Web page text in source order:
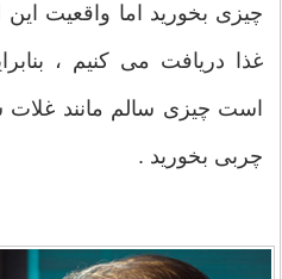
چیزی بخورید اما واقعیت
غذا دریافت می کنیم ،
است چیزی سالم مانند غلات
چربی بخورید .